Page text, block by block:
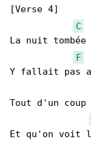
[Verse 4]
C
La nuit
F
Y fallait pas
Tout d'un
Et qu'on voit